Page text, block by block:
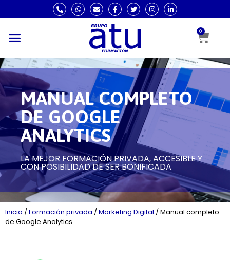
0
MANUAL COMPLETO
DE GOOGLE
ANALYTICS
LA MEJOR FORMACIÓN PRIVADA, ACCESIBLE Y
CON POSIBILIDAD DE SER BONIFICADA
Inicio /Formación privada /Marketing Digital /Manual completo
de Google Analytics